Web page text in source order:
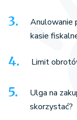
Anulowanie
kasie
Limit
Ulga na
skorzystać?